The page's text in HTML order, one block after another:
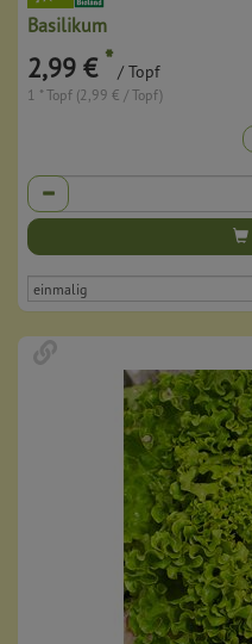
Basilikum
2,99 € * / Topf
1 * Topf (2,99 € / Topf)
Anzahl